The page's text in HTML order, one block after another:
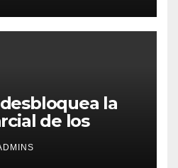
la
de los
del